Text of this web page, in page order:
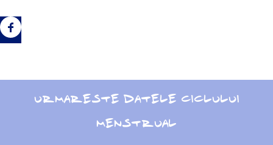
URMARESTE DATELE CICLULUI
MENSTRUAL